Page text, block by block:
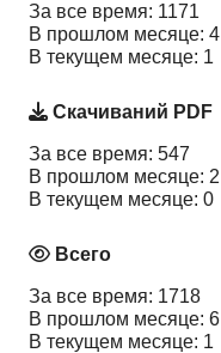
За все время: 1171
В прошлом месяце: 4
В текущем месяце: 1
Скачиваний PDF
За все время: 547
В прошлом месяце: 2
В текущем месяце: 0
Всего
За все время: 1718
В прошлом месяце: 6
В текущем месяце: 1